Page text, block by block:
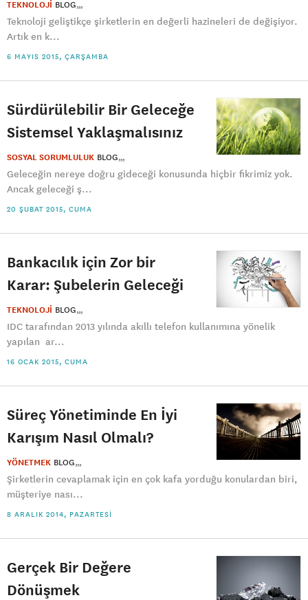
TEKNOLOJİ BLOG
Teknoloji geliştikçe şirketlerin en değerli hazineleri de değişiyor.
Artık en k...
6 MAYIS 2015, ÇARŞAMBA
Sürdürülebilir Bir Geleceğe
Sistemsel Yaklaşmalısınız
SOSYAL SORUMLULUK BLOG
Geleceğin nereye doğru gideceği konusunda hiçbir fikrimiz yok.
Ancak geleceği ş...
20 ŞUBAT 2015, CUMA
Bankacılık için Zor bir
Karar: Şubelerin Geleceği
TEKNOLOJİ BLOG
IDC tarafından 2013 yılında akıllı telefon kullanımına yönelik
yapılan ar...
16 OCAK 2015, CUMA
Süreç Yönetiminde En İyi
Karışım Nasıl Olmalı?
YÖNETMEK BLOG
Şirketlerin cevaplamak için en çok kafa yorduğu konulardan biri,
müşteriye nası...
8 ARALIK 2014, PAZARTESI
Gerçek Bir Değere
Dönüşmek